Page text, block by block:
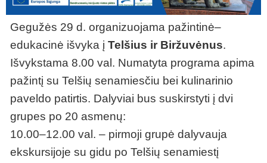
Gegužės 29 d. organizuojama pažintinė–
edukacinė išvyka įTelšius ir Biržuvėnus.
Išvykstama 8.00 val. Numatyta programa apima
pažintį su Telšių senamiesčiu bei kulinarinio
paveldo patirtis. Dalyviai bus suskirstyti į dvi
grupes po 20 asmenų:
10.00–12.00 val. – pirmoji grupė dalyvauja
ekskursijoje su gidu po Telšių senamiestį